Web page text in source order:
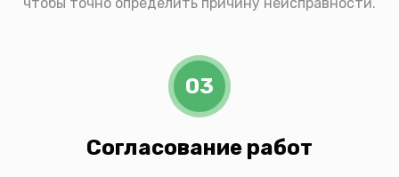
03
Согласование работ